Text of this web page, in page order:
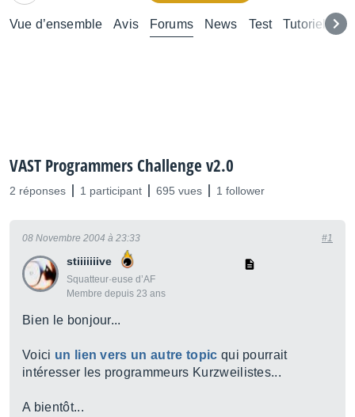
Vue d’ensemble Avis Forums News Test Tutoriels
VAST Programmers Challenge v2.0
2 réponses 1 participant 695 vues 1 follower
stiiiiiiive
Squatteur·euse d’AF
Membre depuis 23 ans
08 Novembre 2004 à 23:33 #1
Bien le bonjour...
Voici un lien vers un autre topic qui pourrait
intéresser les programmeurs Kurzweilistes...
A bientôt...